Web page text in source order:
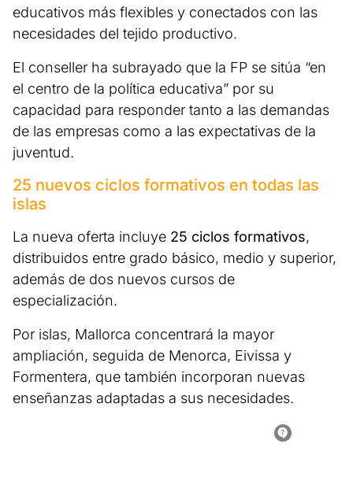
educativos más flexibles y conectados con las
necesidades del tejido productivo.
El conseller ha subrayado que la FP se sitúa “en
el centro de la política educativa” por su
capacidad para responder tanto a las demandas
de las empresas como a las expectativas de la
juventud.
25 nuevos ciclos formativos en todas las
islas
La nueva oferta incluye 25 ciclos formativos,
distribuidos entre grado básico, medio y superior,
además de dos nuevos cursos de
especialización.
Por islas, Mallorca concentrará la mayor
ampliación, seguida de Menorca, Eivissa y
Formentera, que también incorporan nuevas
enseñanzas adaptadas a sus necesidades.